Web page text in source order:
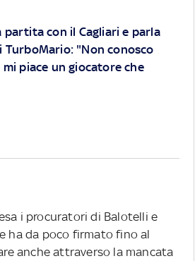
con il Cagliari e parla
"Non conosco
piace un giocatore che
i procuratori di Balotelli e
ha da poco firmato fino al
anche attraverso la mancata